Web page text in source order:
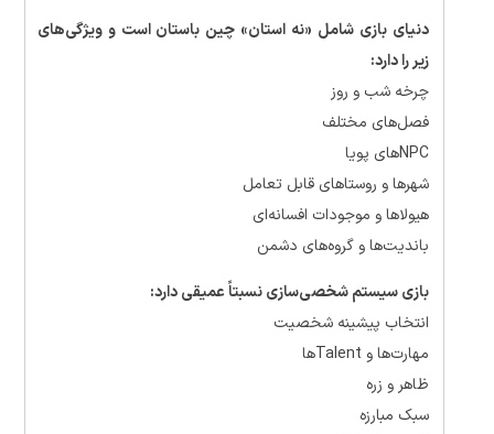
دنیای بازی شامل «نه استان» چین باستان است و ویژگی‌های
زیر را دارد:
چرخه شب و روز
فصل‌های مختلف
NPCهای پویا
شهرها و روستاهای قابل تعامل
هیولاها و موجودات افسانه‌ای
باندیت‌ها و گروه‌های دشمن
بازی سیستم شخصی‌سازی نسبتاً عمیقی دارد:
انتخاب پیشینه شخصیت
مهارت‌ها و Talentها
ظاهر و زره
سبک مبارزه